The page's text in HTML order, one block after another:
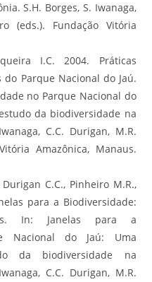
S.H. Borges, S. Iwanaga,
(eds.). Fundação Vitória
I.C. 2004. Práticas
Parque Nacional do Jaú.
no Parque Nacional do
da biodiversidade na
C.C. Durigan, M.R.
Amazônica, Manaus.
Durigan C.C., Pinheiro M.R.,
para a Biodiversidade:
In: Janelas para a
Nacional do Jaú: Uma
da biodiversidade na
C.C. Durigan, M.R.